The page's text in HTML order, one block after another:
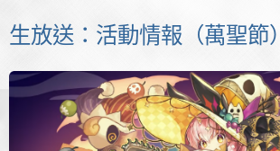
生放送：活動情報（萬聖節）